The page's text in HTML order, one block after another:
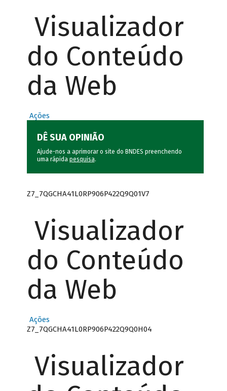
Visualizador
do Conteúdo
da Web
Ações
DÊ SUA OPINIÃO
Ajude-nos a aprimorar o site do BNDES preenchendo
uma rápida pesquisa.
Z7_7QGCHA41L0RP906P422Q9Q01V7
Visualizador
do Conteúdo
da Web
Ações
Z7_7QGCHA41L0RP906P422Q9Q0H04
Visualizador